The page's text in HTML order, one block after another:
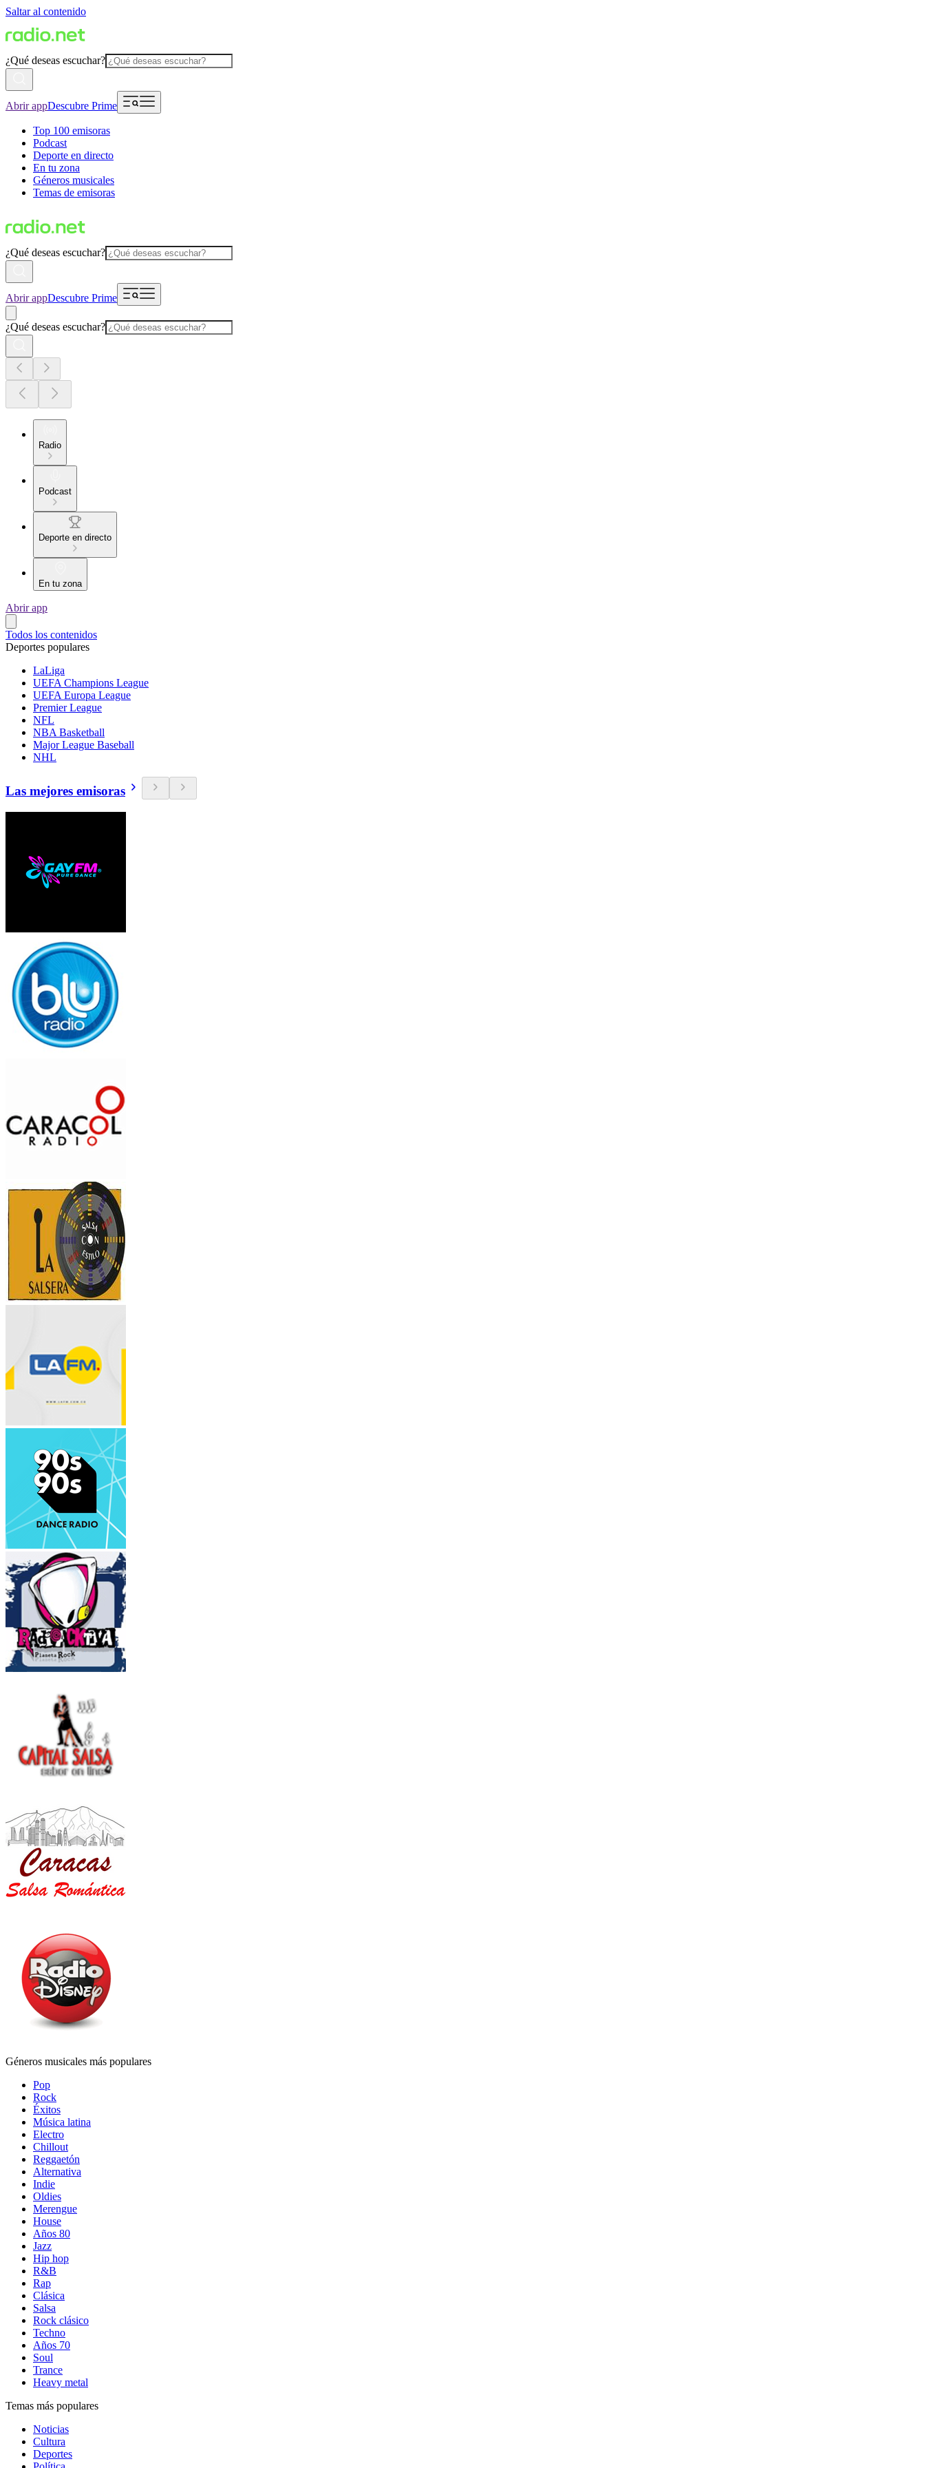
Saltar al contenido
¿Qué deseas escuchar?
Abrir appDescubre Prime
Top 100 emisoras
Podcast
Deporte en directo
En tu zona
Géneros musicales
Temas de emisoras
¿Qué deseas escuchar?
Abrir appDescubre Prime
¿Qué deseas escuchar?
Radio
Podcast
Deporte en directo
En tu zona
Abrir app
Todos los contenidos
Deportes populares
LaLiga
UEFA Champions League
UEFA Europa League
Premier League
NFL
NBA Basketball
Major League Baseball
NHL
Las mejores emisoras
Géneros musicales más populares
Pop
Rock
Éxitos
Música latina
Electro
Chillout
Reggaetón
Alternativa
Indie
Oldies
Merengue
House
Años 80
Jazz
Hip hop
R&B
Rap
Clásica
Salsa
Rock clásico
Techno
Años 70
Soul
Trance
Heavy metal
Temas más populares
Noticias
Cultura
Deportes